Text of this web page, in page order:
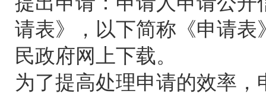
请表》，以下简称《申请
民政府网上下载。
为了提高处理申请的效率